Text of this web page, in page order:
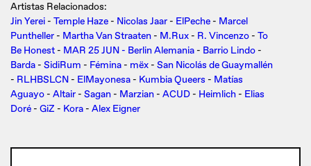
Artistas Relacionados:
Jin Yerei - Temple Haze - Nicolas Jaar - ElPeche - Marcel
Puntheller - Martha Van Straaten - M.Rux - R. Vincenzo - To
Be Honest - MAR 25 JUN - Berlin Alemania - Barrio Lindo -
Barda - SidiRum - Fémina - mëx - San Nicolás de Guaymallén
- RLHBSLCN - ElMayonesa - Kumbia Queers - Matías
Aguayo - Altair - Sagan - Marzian - ACUD - Heimlich - Elias
Doré - GiZ - Kora - Alex Eigner